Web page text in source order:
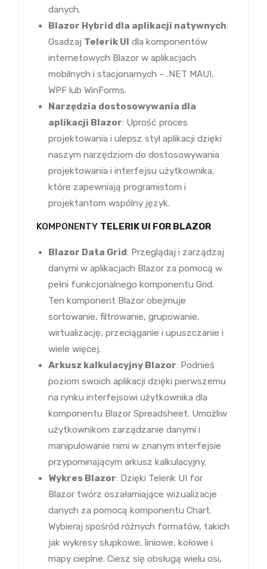
danych.
Blazor Hybrid dla aplikacji natywnych:
Osadzaj Telerik UI dla komponentów
internetowych Blazor w aplikacjach
mobilnych i stacjonarnych – .NET MAUI,
WPF lub WinForms.
Narzędzia dostosowywania dla
aplikacji Blazor: Uprość proces
projektowania i ulepsz styl aplikacji dzięki
naszym narzędziom do dostosowywania
projektowania i interfejsu użytkownika,
które zapewniają programistom i
projektantom wspólny język.
KOMPONENTY TELERIK UI FOR BLAZOR
Blazor Data Grid: Przeglądaj i zarządzaj
danymi w aplikacjach Blazor za pomocą w
pełni funkcjonalnego komponentu Grid.
Ten komponent Blazor obejmuje
sortowanie, filtrowanie, grupowanie,
wirtualizację, przeciąganie i upuszczanie i
wiele więcej.
Arkusz kalkulacyjny Blazor: Podnieś
poziom swoich aplikacji dzięki pierwszemu
na rynku interfejsowi użytkownika dla
komponentu Blazor Spreadsheet. Umożliw
użytkownikom zarządzanie danymi i
manipulowanie nimi w znanym interfejsie
przypominającym arkusz kalkulacyjny.
Wykres Blazor: Dzięki Telerik UI for
Blazor twórz oszałamiające wizualizacje
danych za pomocą komponentu Chart.
Wybieraj spośród różnych formatów, takich
jak wykresy słupkowe, liniowe, kołowe i
mapy cieplne. Ciesz się obsługą wielu osi,